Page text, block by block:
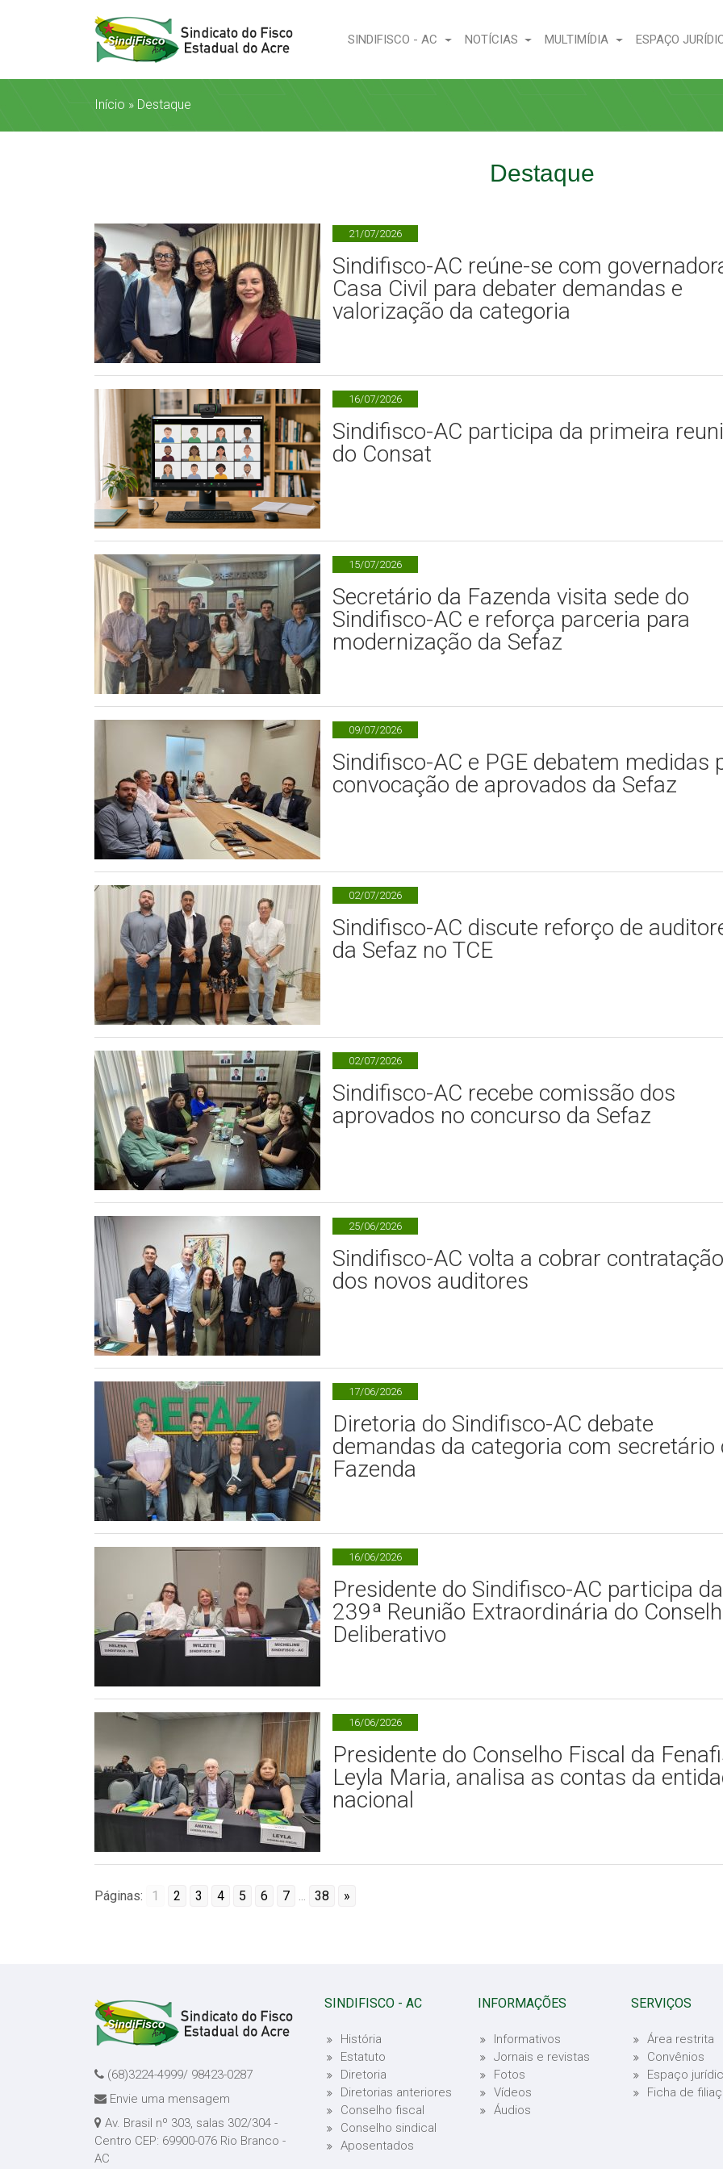
SINDIFISCO - AC NOTÍCIAS MULTIMÍDIA ESPAÇO
Início » Destaque
Destaque
21/07/2026
Sindifisco-AC reúne-se com
Casa Civil para debater demandas e
valorização da categoria
16/07/2026
Sindifisco-AC participa da primeira
do Consat
15/07/2026
Secretário da Fazenda visita sede do
Sindifisco-AC e reforça parceria para
modernização da Sefaz
09/07/2026
Sindifisco-AC e PGE debatem medidas
convocação de aprovados da Sefaz
02/07/2026
Sindifisco-AC discute reforço de
da Sefaz no TCE
02/07/2026
Sindifisco-AC recebe comissão dos
aprovados no concurso da Sefaz
25/06/2026
Sindifisco-AC volta a cobrar contratação
dos novos auditores
17/06/2026
Diretoria do Sindifisco-AC debate
demandas da categoria com secretário
Fazenda
16/06/2026
Presidente do Sindifisco-AC participa da
239ª Reunião Extraordinária do
Deliberativo
16/06/2026
Presidente do Conselho Fiscal da
Leyla Maria, analisa as contas da
nacional
Páginas: 1 2 3 4 5 6 7 ... 38 »
(68)3224-4999/ 98423-0287
Envie uma mensagem
Av. Brasil nº 303, salas 302/304 -
Centro CEP: 69900-076 Rio Branco -
AC
SINDIFISCO - AC
História
Estatuto
Diretoria
Diretorias anteriores
Conselho fiscal
Conselho sindical
Aposentados
INFORMAÇÕES
Informativos
Jornais e revistas
Fotos
Vídeos
Áudios
SERVIÇOS
Área restrita
Convênios
Espaço
Ficha de